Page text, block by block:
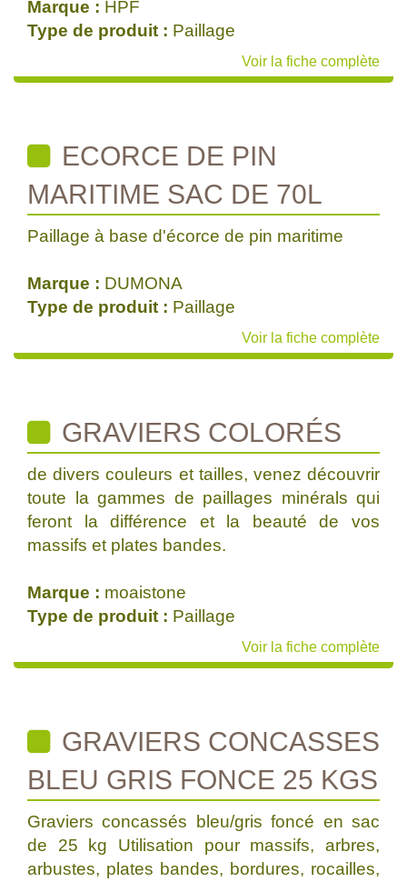
Marque : HPF
Type de produit : Paillage
Voir la fiche complète
ECORCE DE PIN
MARITIME SAC DE 70L
Paillage à base d'écorce de pin maritime
Marque : DUMONA
Type de produit : Paillage
Voir la fiche complète
GRAVIERS COLORÉS
de divers couleurs et tailles, venez découvrir
toute la gammes de paillages minérals qui
feront la différence et la beauté de vos
massifs et plates bandes.
Marque : moaistone
Type de produit : Paillage
Voir la fiche complète
GRAVIERS CONCASSES
BLEU GRIS FONCE 25 KGS
Graviers concassés bleu/gris foncé en sac
de 25 kg Utilisation pour massifs, arbres,
arbustes, plates bandes, bordures, rocailles,